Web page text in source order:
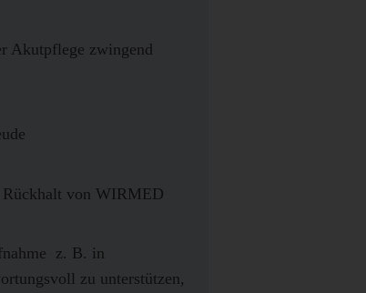
Akutpflege zwingend
Rückhalt von WIRMED
 z. B. in
zu unterstützen,